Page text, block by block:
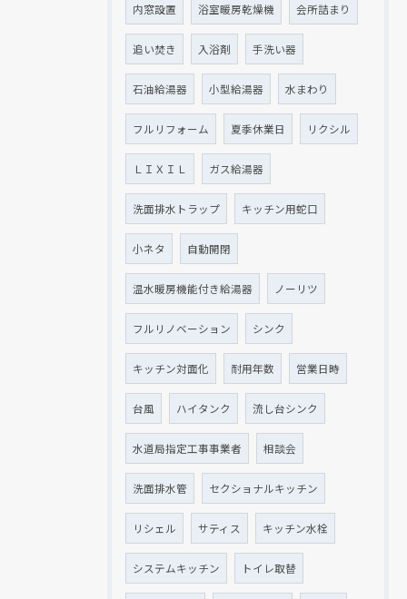
内窓設置 浴室暖房乾燥機 会所詰まり
追い焚き 入浴剤 手洗い器
石油給湯器 小型給湯器 水まわり
フルリフォーム 夏季休業日 リクシル
ＬＩＸＩＬ ガス給湯器
洗面排水トラップ キッチン用蛇口
小ネタ 自動開閉
温水暖房機能付き給湯器 ノーリツ
フルリノベーション シンク
キッチン対面化 耐用年数 営業日時
台風 ハイタンク 流し台シンク
水道局指定工事事業者 相談会
洗面排水管 セクショナルキッチン
リシェル サティス キッチン水栓
システムキッチン トイレ取替